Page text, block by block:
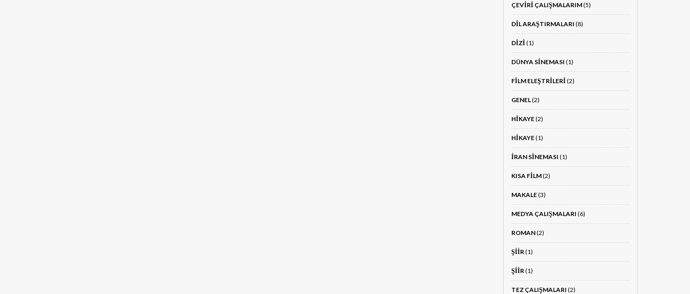
ÇEVIRI ÇALIŞMALARIM(5)
DIL ARAŞTIRMALARI (8)
DIZI(1)
DÜNYA SINEMASI (1)
FILM ELEŞTRILERI(2)
GENEL(2)
HIKAYE(2)
HIKAYE(1)
İRAN SINEMASI (1)
KISA FILM(2)
MAKALE(3)
MEDYA ÇALIŞMALARI (6)
ROMAN(2)
ŞIIR(1)
ŞIIR(1)
TEZ ÇALIŞMALARI (2)